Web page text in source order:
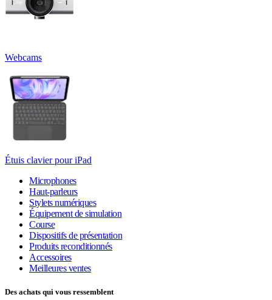
Webcams
Étuis clavier pour iPad
Microphones
Haut-parleurs
Stylets numériques
Équipement de simulation
Course
Dispositifs de présentation
Produits reconditionnés
Accessoires
Meilleures ventes
Des achats qui vous ressemblent